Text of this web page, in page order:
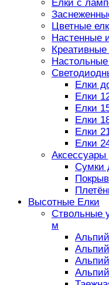
Елки с
Цветные
Настенные
Елки
Елки
Елки
Елки
Елки
Елки
Аксессуары
Сумки
Высотные Елки
Ствольные
м